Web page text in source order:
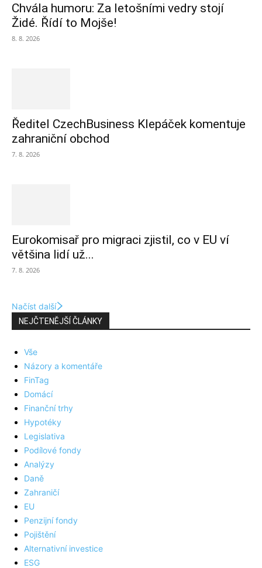
Chvála humoru: Za letošními vedry stojí
Židé. Řídí to Mojše!
8. 8. 2026
Ředitel CzechBusiness Klepáček komentuje
zahraniční obchod
7. 8. 2026
Eurokomisař pro migraci zjistil, co v EU ví
většina lidí už...
7. 8. 2026
Načíst další
NEJČTENĚJŠÍ ČLÁNKY
Vše
Názory a komentáře
FinTag
Domácí
Finanční trhy
Hypotéky
Legislativa
Podílové fondy
Analýzy
Daně
Zahraničí
EU
Penzijní fondy
Pojištění
Alternativní investice
ESG